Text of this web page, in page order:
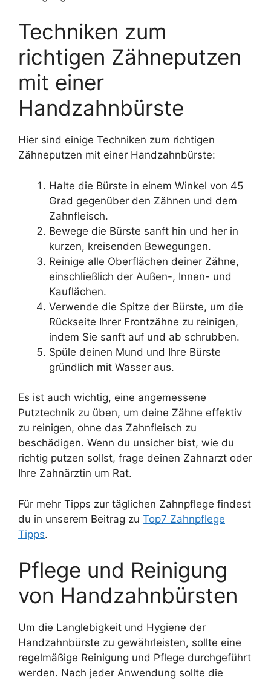
Techniken zum
richtigen Zähneputzen
mit einer
Handzahnbürste
Hier sind einige Techniken zum richtigen
Zähneputzen mit einer Handzahnbürste:
Halte die Bürste in einem Winkel von 45
Grad gegenüber den Zähnen und dem
Zahnfleisch.
Bewege die Bürste sanft hin und her in
kurzen, kreisenden Bewegungen.
Reinige alle Oberflächen deiner Zähne,
einschließlich der Außen-, Innen- und
Kauflächen.
Verwende die Spitze der Bürste, um die
Rückseite Ihrer Frontzähne zu reinigen,
indem Sie sanft auf und ab schrubben.
Spüle deinen Mund und Ihre Bürste
gründlich mit Wasser aus.
Es ist auch wichtig, eine angemessene
Putztechnik zu üben, um deine Zähne effektiv
zu reinigen, ohne das Zahnfleisch zu
beschädigen. Wenn du unsicher bist, wie du
richtig putzen sollst, frage deinen Zahnarzt oder
Ihre Zahnärztin um Rat.
Für mehr Tipps zur täglichen Zahnpflege findest
du in unserem Beitrag zu Top7 Zahnpflege
Tipps.
Pflege und Reinigung
von Handzahnbürsten
Um die Langlebigkeit und Hygiene der
Handzahnbürste zu gewährleisten, sollte eine
regelmäßige Reinigung und Pflege durchgeführt
werden. Nach jeder Anwendung sollte die